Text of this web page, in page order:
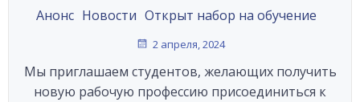
Анонс Новости Открыт набор на обучение
2 апреля, 2024
Мы приглашаем студентов, желающих получить
новую рабочую профессию присоединиться к